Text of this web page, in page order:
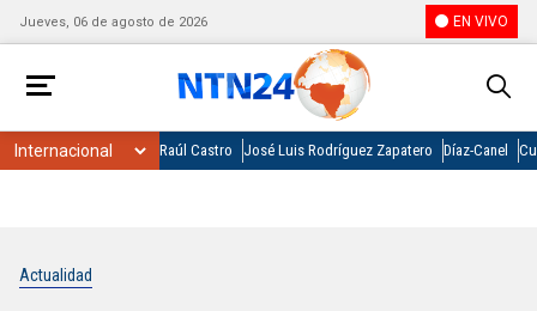
Jueves, 06 de agosto de 2026 EN VIVO
Raúl Castro José Luis Rodríguez Zapatero Díaz-Canel
Actualidad